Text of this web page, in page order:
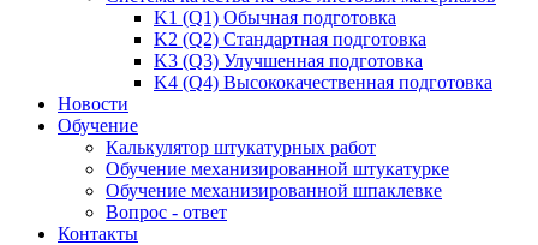
K1 (Q1) Обычная подготовка
K2 (Q2) Стандартная подготовка
K3 (Q3) Улучшенная подготовка
K4 (Q4) Высококачественная подготовка
Новости
Обучение
Калькулятор штукатурных работ
Обучение механизированной штукатурке
Обучение механизированной шпаклевке
Вопрос - ответ
Контакты